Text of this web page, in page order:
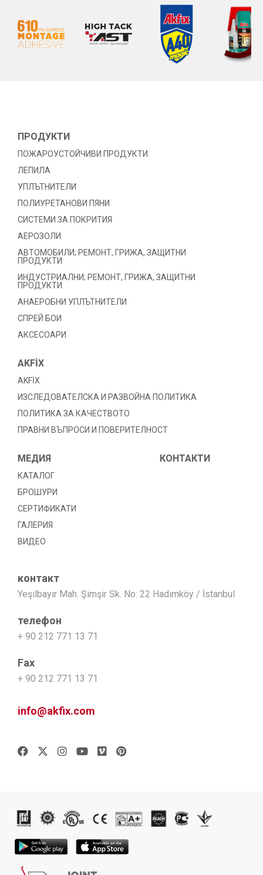
ПРОДУКТИ
ПОЖАРОУСТОЙЧИВИ ПРОДУКТИ
ЛЕПИЛА
УПЛЪТНИТЕЛИ
ПОЛИУРЕТАНОВИ ПЯНИ
СИСТЕМИ ЗА ПОКРИТИЯ
АЕРОЗОЛИ
АВТОМОБИЛИ; РЕМОНТ, ГРИЖА, ЗАЩИТНИ
ПРОДУКТИ
ИНДУСТРИАЛНИ; РЕМОНТ, ГРИЖА, ЗАЩИТНИ
ПРОДУКТИ
АНАЕРОБНИ УПЛЪТНИТЕЛИ
СПРЕЙ БОИ
АКСЕСОАРИ
AKFİX
AKFİX
ИЗСЛЕДОВАТЕЛСКА И РАЗВОЙНА ПОЛИТИКА
ПОЛИТИКА ЗА КАЧЕСТВОТО
ПРАВНИ ВЪПРОСИ И ПОВЕРИТЕЛНОСТ
МЕДИЯ
КАТАЛОГ
БРОШУРИ
СЕРТИФИКАТИ
ГАЛЕРИЯ
ВИДЕО
КОНТАКТИ
контакт
Yeşilbayır Mah. Şimşir Sk. No: 22 Hadımköy / İstanbul
телефон
+ 90 212 771 13 71
Fax
+ 90 212 771 13 71
info@akfix.com